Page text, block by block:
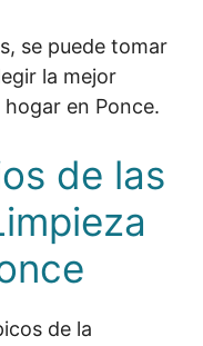
se puede tomar
la mejor
en Ponce.
de las
de la